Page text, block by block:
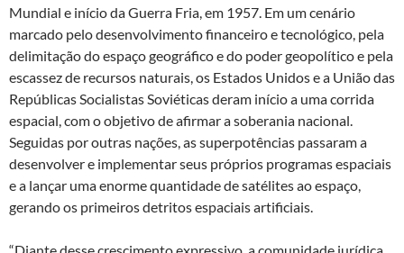
Mundial e início da Guerra Fria, em 1957. Em um cenário
marcado pelo desenvolvimento financeiro e tecnológico, pela
delimitação do espaço geográfico e do poder geopolítico e pela
escassez de recursos naturais, os Estados Unidos e a União das
Repúblicas Socialistas Soviéticas deram início a uma corrida
espacial, com o objetivo de afirmar a soberania nacional.
Seguidas por outras nações, as superpotências passaram a
desenvolver e implementar seus próprios programas espaciais
e a lançar uma enorme quantidade de satélites ao espaço,
gerando os primeiros detritos espaciais artificiais.